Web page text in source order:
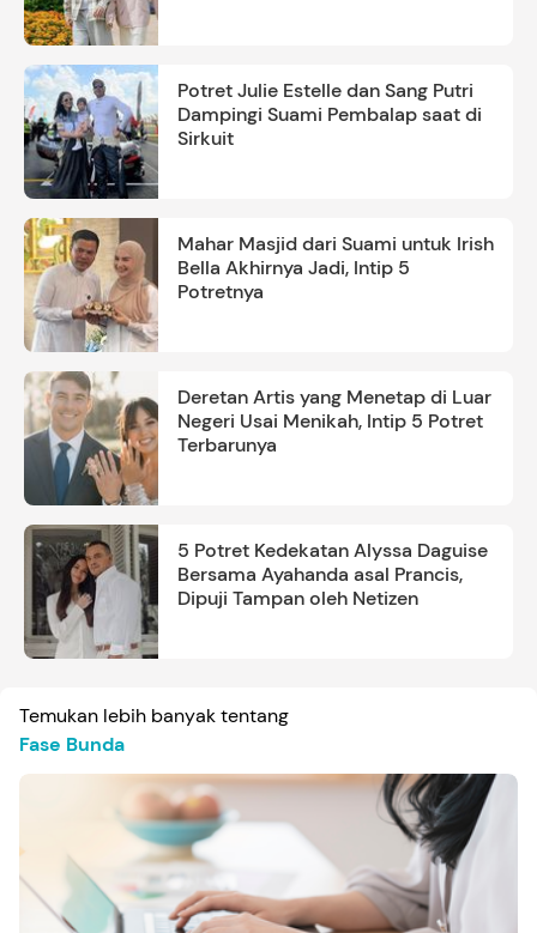
Potret Julie Estelle dan Sang Putri
Dampingi Suami Pembalap saat di
Sirkuit
Mahar Masjid dari Suami untuk Irish
Bella Akhirnya Jadi, Intip 5
Potretnya
Deretan Artis yang Menetap di Luar
Negeri Usai Menikah, Intip 5 Potret
Terbarunya
5 Potret Kedekatan Alyssa Daguise
Bersama Ayahanda asal Prancis,
Dipuji Tampan oleh Netizen
Temukan lebih banyak tentang
Fase Bunda